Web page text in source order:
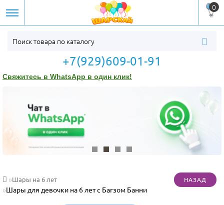
0
+7(929)609-01-91
Свяжитесь в WhatsApp в один клик!
Шары на 6 лет
Шары для девочки на 6 лет с Багзом Банни